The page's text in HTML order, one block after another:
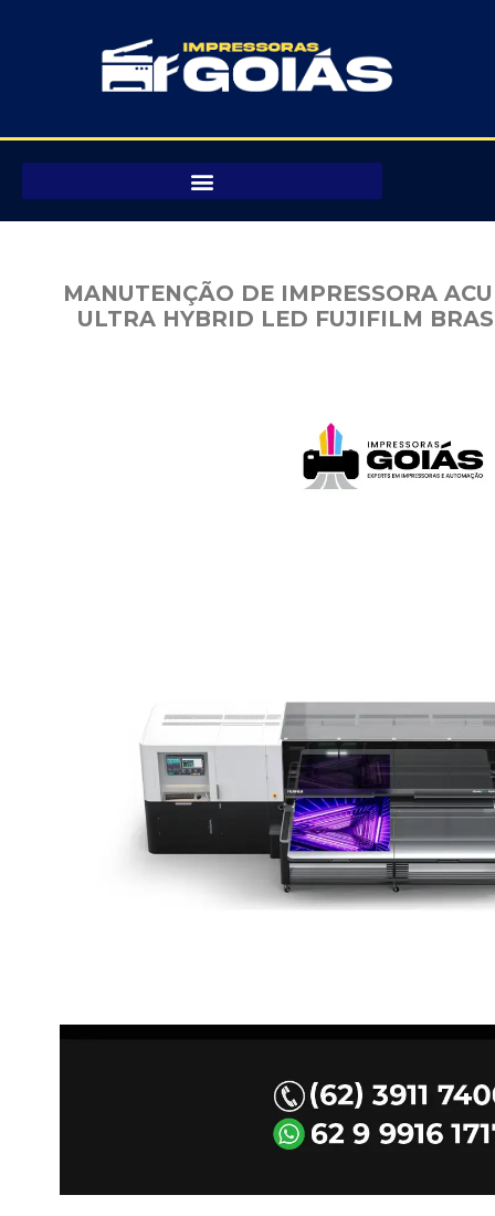
conteúdo
MANUTENÇÃO DE IMPRESSORA
ULTRA HYBRID LED FUJIFILM